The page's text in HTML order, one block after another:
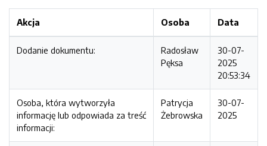
Akcja Osoba Data
Dodanie dokumentu:
Radosław
Pęksa
30-07-
2025
20:53:34
Osoba, która wytworzyła
informację lub odpowiada za treść
informacji:
Patrycja
Żebrowska
30-07-
2025